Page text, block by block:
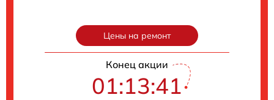
Цены на ремонт
Конец акции
01:13:40